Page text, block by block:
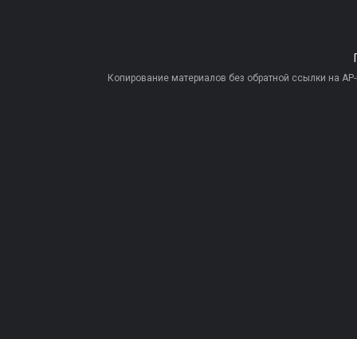
Копирование материалов без обратной ссылки на